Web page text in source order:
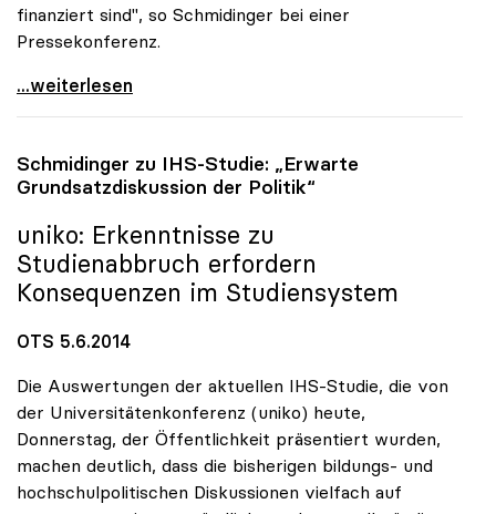
finanziert sind", so Schmidinger bei einer
Pressekonferenz.
Rektoren sehen Staat hauptverantwortlich für
...weiterlesen
Schmidinger zu IHS-Studie: „Erwarte
Grundsatzdiskussion der Politik“
uniko: Erkenntnisse zu
Studienabbruch erfordern
Konsequenzen im Studiensystem
OTS 5.6.2014
Die Auswertungen der aktuellen IHS-Studie, die von
der Universitätenkonferenz (uniko) heute,
Donnerstag, der Öffentlichkeit präsentiert wurden,
machen deutlich, dass die bisherigen bildungs- und
hochschulpolitischen Diskussionen vielfach auf